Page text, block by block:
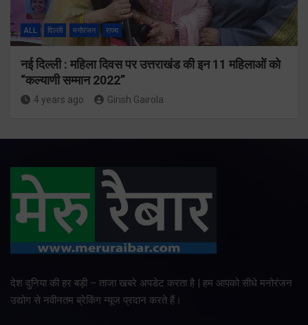
ALL दिल्ली मनोरंजन राज्य
नई दिल्ली : महिला दिवस पर उत्तराखंड की इन 11 महिलाओं को
“कल्याणी सम्मान 2022”
4 years ago Girish Gairola
देश दुनिया की हर बड़ी – ताजा खबरे अपडेट करता है | हम आपको सीधे मनोरंजन
उद्योग से नवीनतम ब्रेकिंग न्यूज प्रदान करते हैं।